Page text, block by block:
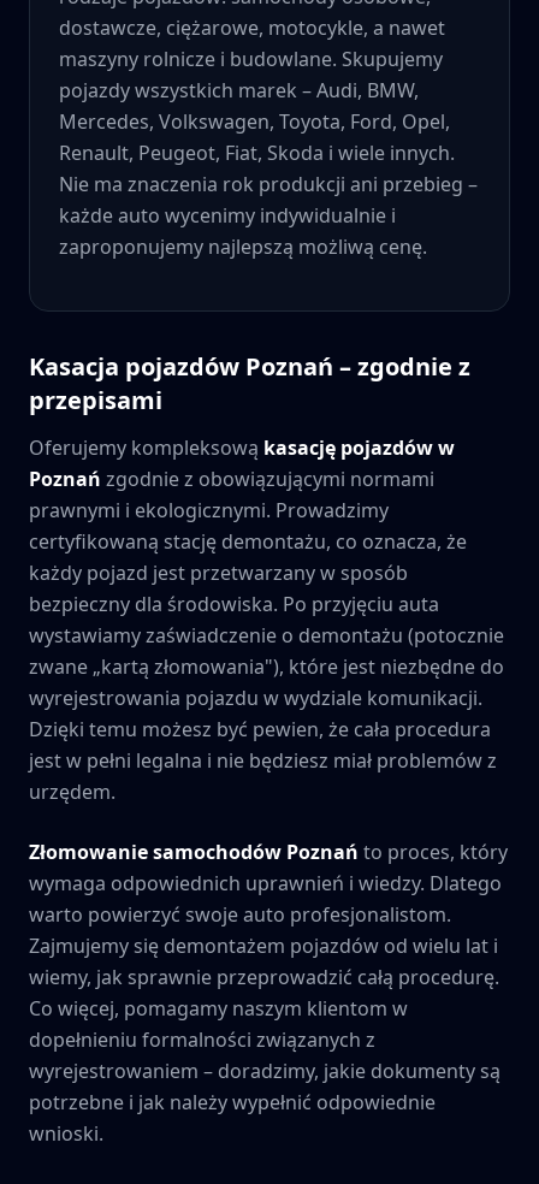
dostawcze, ciężarowe, motocykle, a nawet
maszyny rolnicze i budowlane. Skupujemy
pojazdy wszystkich marek – Audi, BMW,
Mercedes, Volkswagen, Toyota, Ford, Opel,
Renault, Peugeot, Fiat, Skoda i wiele innych.
Nie ma znaczenia rok produkcji ani przebieg –
każde auto wycenimy indywidualnie i
zaproponujemy najlepszą możliwą cenę.
Kasacja pojazdów Poznań – zgodnie z
przepisami
Oferujemy kompleksową kasację pojazdów w
Poznań zgodnie z obowiązującymi normami
prawnymi i ekologicznymi. Prowadzimy
certyfikowaną stację demontażu, co oznacza, że
każdy pojazd jest przetwarzany w sposób
bezpieczny dla środowiska. Po przyjęciu auta
wystawiamy zaświadczenie o demontażu (potocznie
zwane „kartą złomowania"), które jest niezbędne do
wyrejestrowania pojazdu w wydziale komunikacji.
Dzięki temu możesz być pewien, że cała procedura
jest w pełni legalna i nie będziesz miał problemów z
urzędem.
Złomowanie samochodów Poznań to proces, który
wymaga odpowiednich uprawnień i wiedzy. Dlatego
warto powierzyć swoje auto profesjonalistom.
Zajmujemy się demontażem pojazdów od wielu lat i
wiemy, jak sprawnie przeprowadzić całą procedurę.
Co więcej, pomagamy naszym klientom w
dopełnieniu formalności związanych z
wyrejestrowaniem – doradzimy, jakie dokumenty są
potrzebne i jak należy wypełnić odpowiednie
wnioski.